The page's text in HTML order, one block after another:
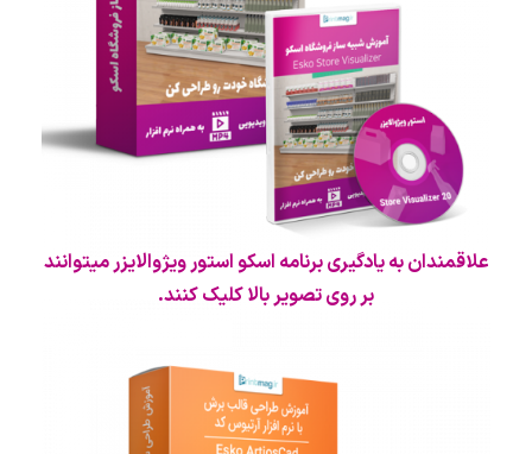
علاقمندان به یادگیری برنامه اسکو استور ویژوالایزر میتوانند
بر روی تصویر بالا کلیک کنند.